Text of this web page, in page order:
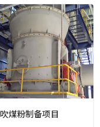
煤粉制备项目